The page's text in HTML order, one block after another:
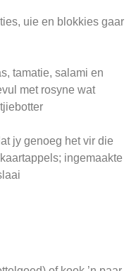
uie en blokkies gaar
tamatie, salami en
met rosyne wat
jy genoeg het vir die
ingemaakte